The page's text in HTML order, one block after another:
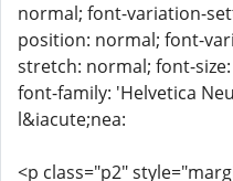
normal; font-variation-
position: normal; font-
stretch: normal; font-
font-family: 'Helvetica
l&iacute;nea:
<p class="p2"